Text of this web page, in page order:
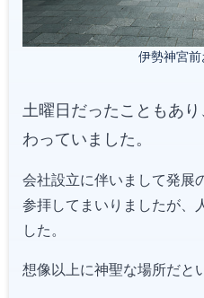
伊勢神宮
土曜日だったこともあ
わっていました。
会社設立に伴いまして発展
参拝してまいりましたが、
した。
想像以上に神聖な場所だと